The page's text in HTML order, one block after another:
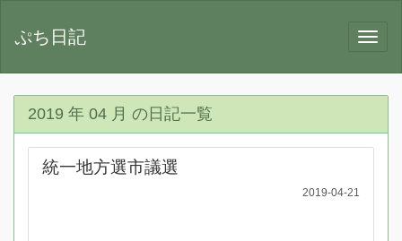
ぷち日記
2019 年 04 月 の日記一覧
統一地方選市議選
2019-04-21